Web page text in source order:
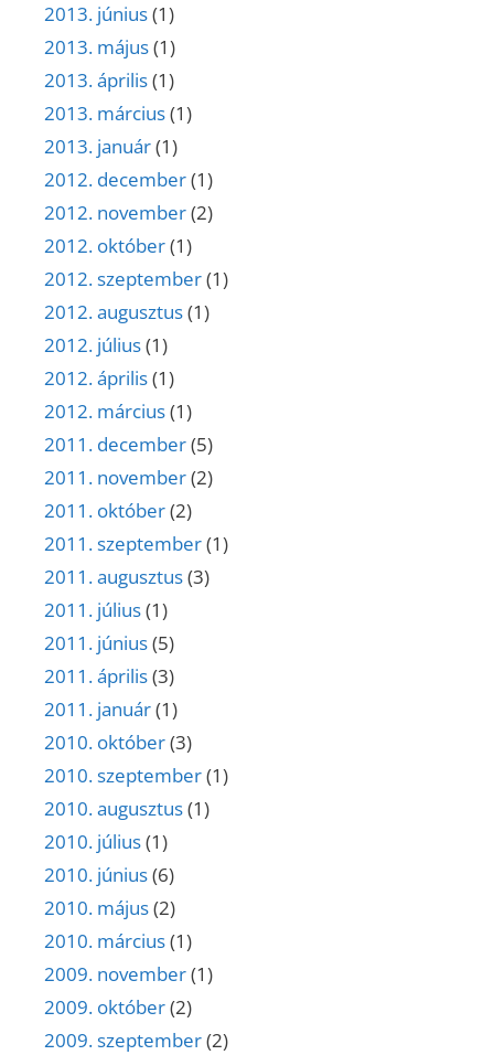
2013. június(1)
2013. május(1)
2013. április(1)
2013. március(1)
2013. január(1)
2012. december(1)
2012. november(2)
2012. október(1)
2012. szeptember(1)
2012. augusztus(1)
2012. július(1)
2012. április(1)
2012. március(1)
2011. december(5)
2011. november(2)
2011. október(2)
2011. szeptember(1)
2011. augusztus(3)
2011. július(1)
2011. június(5)
2011. április(3)
2011. január(1)
2010. október(3)
2010. szeptember(1)
2010. augusztus(1)
2010. július(1)
2010. június(6)
2010. május(2)
2010. március(1)
2009. november(1)
2009. október(2)
2009. szeptember(2)